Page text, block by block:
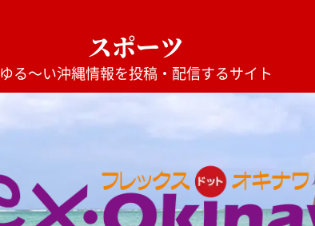
スポーツ
ゆる〜い沖縄情報を投稿・配信するサイト